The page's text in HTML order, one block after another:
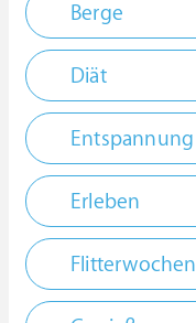
Berge
Diät
Entspannung
Erleben
Flitterwochen